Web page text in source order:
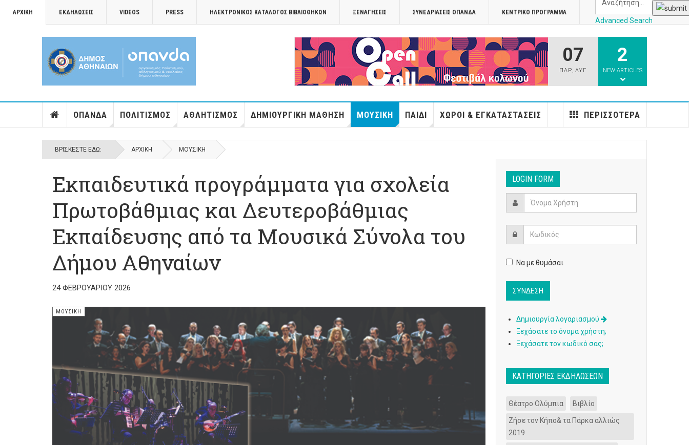
ΑΡΧΙΚΉ ΕΚΔΗΛΏΣΕΙΣ VIDEOS PRESS ΗΛΕΚΤΡΟΝΙΚΟΣ ΚΑΤΑΛΟΓΟΣ ΒΙΒΛΙΟΘΗΚΩΝ ΞΕΝΑΓΉΣΕΙΣ ΣΥΝΕΔΡΙΆΣΕΙΣ ΟΠΑΝΔΑ ΚΕΝΤΡΙΚΌ ΠΡΌΓΡΑΜΜΑ
Advanced Search
OPANDAcityofathens 07
ΠΑΡ,ΑΥΓ
2
NEW ARTICLES
ΟΠΑΝΔΑ ΠΟΛΙΤΙΣΜΌΣ ΑΘΛΗΤΙΣΜΌΣ ΔΗΜΙΟΥΡΓΙΚΉ ΜΆΘΗΣΗ ΜΟΥΣΙΚΉ ΠΑΙΔΊ ΧΏΡΟΙ & ΕΓΚΑΤΑΣΤΆΣΕΙΣ ΠΕΡΙΣΣΌΤΕΡΑ
ΒΡΊΣΚΕΣΤΕ ΕΔΏ: ΑΡΧΙΚΉ ΜΟΥΣΙΚΉ
Εκπαιδευτικά προγράμματα για σχολεία
Πρωτοβάθμιας και Δευτεροβάθμιας
Εκπαίδευσης από τα Μουσικά Σύνολα του
Δήμου Αθηναίων
24 ΦΕΒΡΟΥΑΡΊΟΥ 2026
ΜΟΥΣΙΚΉ
LOGIN FORM
Να με θυμάσαι
Δημιουργία λογαριασμού
Ξεχάσατε το όνομα χρήστη;
Ξεχάσατε τον κωδικό σας;
ΚΑΤΗΓΟΡΊΕΣ ΕΚΔΗΛΏΣΕΩΝ
Θέατρο Ολύμπια Βιβλίο
Ζήσε τον Κήπο& τα Πάρκα αλλιώς
2019